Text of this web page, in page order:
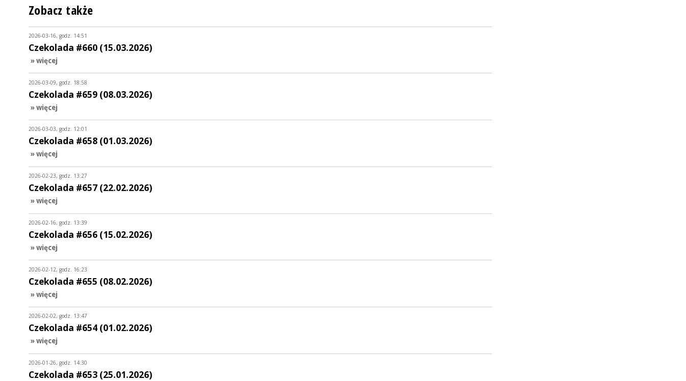
Zobacz także
2026-03-16, godz. 14:51
Czekolada #660 (15.03.2026)
» więcej
2026-03-09, godz. 18:58
Czekolada #659 (08.03.2026)
» więcej
2026-03-03, godz. 12:01
Czekolada #658 (01.03.2026)
» więcej
2026-02-23, godz. 13:27
Czekolada #657 (22.02.2026)
» więcej
2026-02-16, godz. 13:39
Czekolada #656 (15.02.2026)
» więcej
2026-02-12, godz. 16:23
Czekolada #655 (08.02.2026)
» więcej
2026-02-02, godz. 13:47
Czekolada #654 (01.02.2026)
» więcej
2026-01-26, godz. 14:30
Czekolada #653 (25.01.2026)